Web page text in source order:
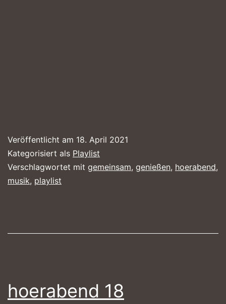
Veröffentlicht am 18. April 2021
Kategorisiert als Playlist
Verschlagwortet mit gemeinsam, genießen, hoerabend,
musik, playlist
hoerabend 18